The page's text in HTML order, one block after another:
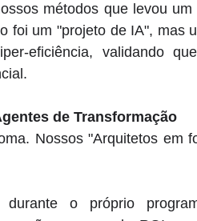
métodos que levou
foi um "projeto de IA", mas
eficiência, validando
de Transformação
Nossos "Arquitetos em
o próprio